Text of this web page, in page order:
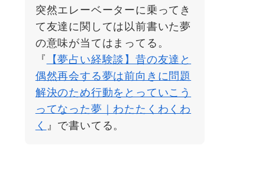
突然エレーベーターに乗ってき
て友達に関しては以前書いた夢
の意味が当てはまってる。
『
【夢占い経験談】昔の友達と
偶然再会する夢は前向きに問題
解決のため行動をとっていこう
ってなった夢｜わたたくわくわ
く 』で書いてる。